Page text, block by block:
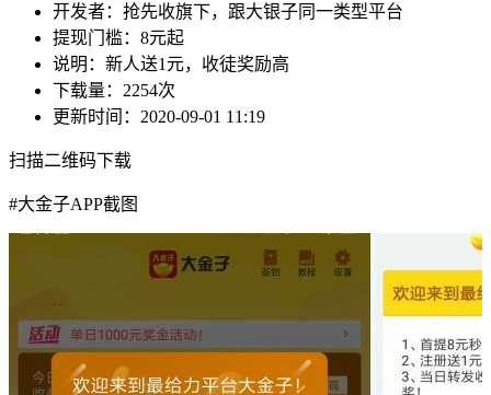
开发者： 抢先收旗下，跟大银子同一类型平台
提现门槛： 8元起
说明： 新人送1元，收徒奖励高
下载量： 2254次
更新时间： 2020-09-01 11:19
扫描二维码下载
#大金子APP截图